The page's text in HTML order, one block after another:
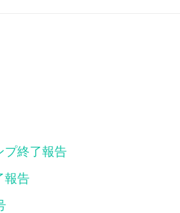
終了報告
告